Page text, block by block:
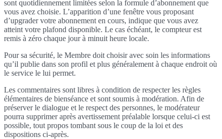
sont quotidiennement limitées selon la formule d’abonnement que
vous avez choisie. L’apparition d’une fenêtre vous proposant
d’upgrader votre abonnement en cours, indique que vous avez
atteint votre plafond disponible. Le cas échéant, le compteur est
remis à zéro chaque jour à minuit heure locale.
Pour sa sécurité, le Membre doit choisir avec soin les informations
qu’il publie dans son profil et plus généralement à chaque endroit où
le service le lui permet.
Les commentaires sont libres à condition de respecter les règles
élémentaires de bienséance et sont soumis à modération. Afin de
préserver le dialogue et le respect des personnes, le modérateur
pourra supprimer après avertissement préalable lorsque celui-ci est
possible, tout propos tombant sous le coup de la loi et des
dispositions ci-après.